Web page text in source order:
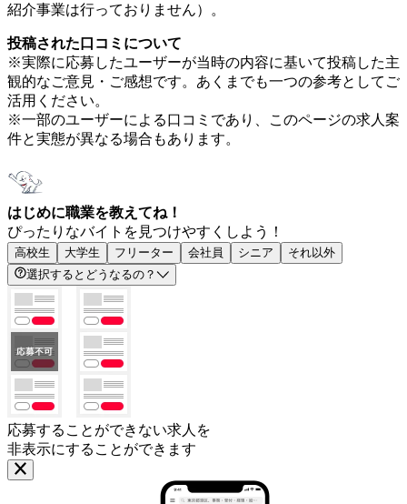
紹介事業は行っておりません）。
投稿された口コミについて
※実際に応募したユーザーが当時の内容に基いて投稿した主
観的なご意見・ご感想です。あくまでも一つの参考としてご
活用ください。
※一部のユーザーによる口コミであり、このページの求人案
件と実態が異なる場合もあります。
はじめに職業を教えてね！
ぴったりなバイトを見つけやすくしよう！
高校生 大学生 フリーター 会社員 シニア
それ以外
選択するとどうなるの？
応募することができない求人を
非表示にすることができます